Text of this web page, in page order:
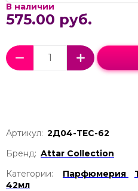
В наличии
575.00 руб.
Артикул: 2Д04-ТЕС-62
Бренд: Attar Collection
Категории:
Парфюмерия
42мл